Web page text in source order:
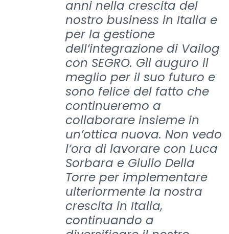
anni nella crescita del
nostro business in Italia e
per la gestione
dell’integrazione di Vailog
con SEGRO. Gli auguro il
meglio per il suo futuro e
sono felice del fatto che
continueremo a
collaborare insieme in
un’ottica nuova. Non vedo
l’ora di lavorare con Luca
Sorbara e Giulio Della
Torre per implementare
ulteriormente la nostra
crescita in Italia,
continuando a